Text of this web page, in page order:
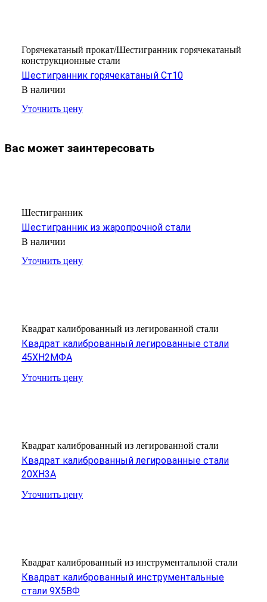
Горячекатаный прокат/Шестигранник горячекатаный
конструкционные стали
Шестигранник горячекатаный Ст10
В наличии
Уточнить цену
Вас может заинтересовать
Шестигранник
Шестигранник из жаропрочной стали
В наличии
Уточнить цену
Квадрат калиброванный из легированной стали
Квадрат калиброванный легированные стали
45ХН2МФА
Уточнить цену
Квадрат калиброванный из легированной стали
Квадрат калиброванный легированные стали
20ХН3А
Уточнить цену
Квадрат калиброванный из инструментальной стали
Квадрат калиброванный инструментальные
стали 9Х5ВФ